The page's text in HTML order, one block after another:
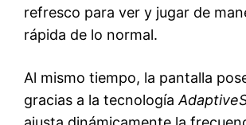
refresco para ver y jugar de
rápida de lo normal.
Al mismo tiempo, la pantalla
gracias a la tecnología